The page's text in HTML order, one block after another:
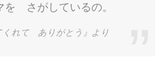
さがしているの。
くれて ありがとう』より